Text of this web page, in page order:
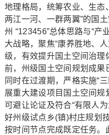
地理格局，统筹农业、生态
两江一河、一群两翼”的国
州 “123456”总体思路与“产
大战略，聚焦“康养胜地、
级，有效提升国土空间治理
前，州级国土空间规划成果
同时在过渡期，严格实施“
展重大建设项目国土空间
可避让论证及符合“有限人
好州级试点乡(镇)村庄规划
按时间节点完成既定任务。